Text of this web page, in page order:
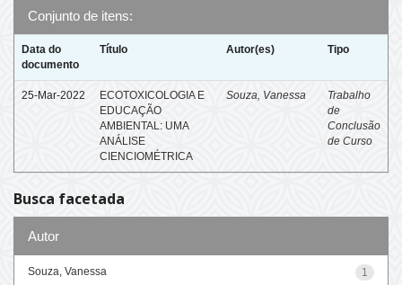
Conjunto de itens:
Data do
documento
Título Autor(es) Tipo
25-Mar-2022
ECOTOXICOLOGIA E
EDUCAÇÃO
AMBIENTAL: UMA
ANÁLISE
CIENCIOMÉTRICA
Souza, Vanessa
Trabalho
de
Conclusão
de Curso
Busca facetada
Autor
1
Souza, Vanessa